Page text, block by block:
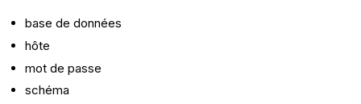
base de données
hôte
mot de passe
schéma